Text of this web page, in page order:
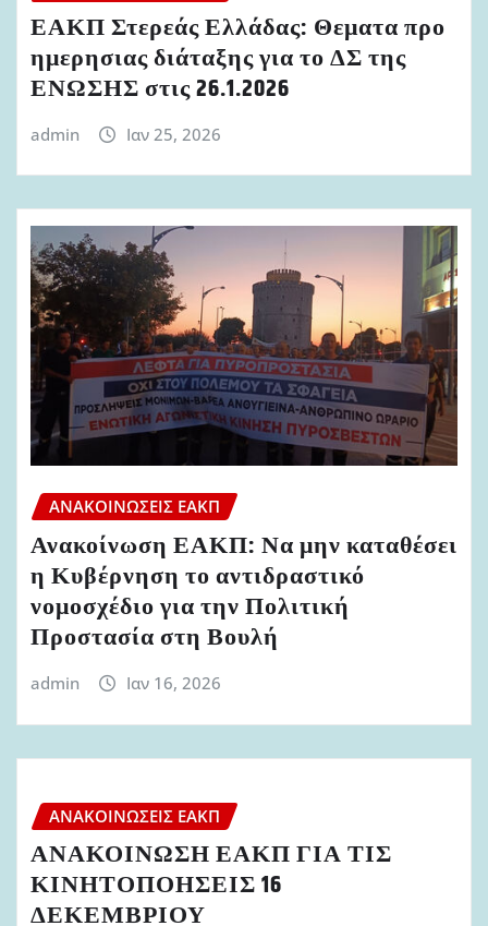
ΕΑΚΠ Στερεάς Ελλάδας: Θεματα προ
ημερησιας διάταξης για το ΔΣ της
ΕΝΩΣΗΣ στις 26.1.2026
admin Ιαν 25, 2026
ΑΝΑΚΟΙΝΏΣΕΙΣ ΕΑΚΠ
Ανακοίνωση ΕΑΚΠ: Να μην καταθέσει
η Κυβέρνηση το αντιδραστικό
νομοσχέδιο για την Πολιτική
Προστασία στη Βουλή
admin Ιαν 16, 2026
ΑΝΑΚΟΙΝΏΣΕΙΣ ΕΑΚΠ
ΑΝΑΚΟΙΝΩΣΗ ΕΑΚΠ ΓΙΑ ΤΙΣ
ΚΙΝΗΤΟΠΟΗΣΕΙΣ 16
ΔΕΚΕΜΒΡΙΟΥ